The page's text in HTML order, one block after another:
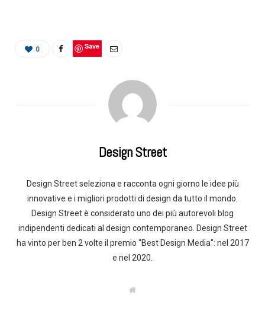
0 Save
Design Street
Design Street seleziona e racconta ogni giorno le idee più
innovative e i migliori prodotti di design da tutto il mondo.
Design Street è considerato uno dei più autorevoli blog
indipendenti dedicati al design contemporaneo. Design Street
ha vinto per ben 2 volte il premio "Best Design Media": nel 2017
e nel 2020.
W